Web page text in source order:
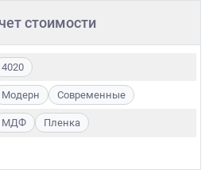
стоимости
4020
Модерн Современные
МДФ Пленка